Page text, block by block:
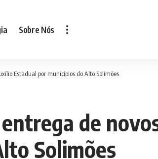
Sobre Nós
Estadual por municípios do Alto Solimões
de
Solimões